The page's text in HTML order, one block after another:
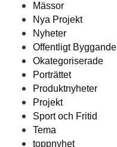
Mässor
Nya Projekt
Nyheter
Offentligt Byggande
Okategoriserade
Porträttet
Produktnyheter
Projekt
Sport och Fritid
Tema
toppnyhet